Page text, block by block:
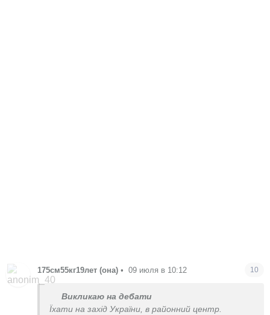
175см55кг19лет (она) • 09 июля в 10:12 10
Викликаю на дебати
Їхати на захід України, в районний центр.